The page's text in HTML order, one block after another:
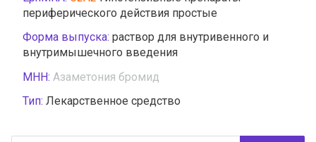
периферического действия простые
Форма выпуска: раствор для внутривенного и
внутримышечного введения
МНН: Азаметония бромид
Тип: Лекарственное средство